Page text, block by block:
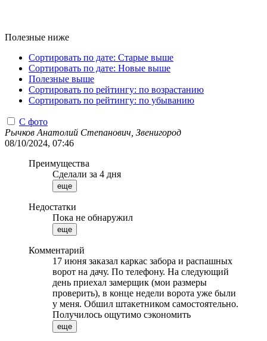
Полезные ниже
Сортировать по дате: Старые выше
Сортировать по дате: Новые выше
Полезные выше
Сортировать по рейтингу: по возрастанию
Сортировать по рейтингу: по убыванию
С фото
Рычков Анатолий Степанович, Звенигород
08/10/2024, 07:46
Преимущества
Сделали за 4 дня
еще
Недостатки
Пока не обнаружил
еще
Комментарий
17 июня заказал каркас забора и распашных
ворот на дачу. По телефону. На следующий
день приехал замерщик (мои размеры
проверить), в конце недели ворота уже были
у меня. Обшил штакетником самостоятельно.
Получилось ощутимо сэкономить
еще